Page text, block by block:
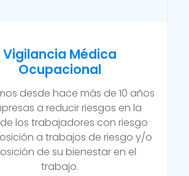
Vigilancia Médica
Ocupacional
desde hace más de 10 años
a reducir riesgos en la
los trabajadores con riesgo
a trabajos de riesgo y/o
de su bienestar en el
trabajo.